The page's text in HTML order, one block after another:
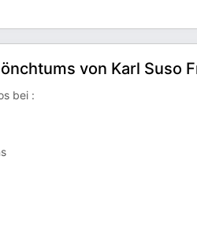
von Karl Suso
bei :